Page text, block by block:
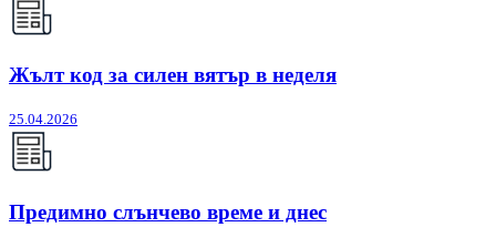
Жълт код за силен вятър в неделя
25.04.2026
Предимно слънчево време и днес